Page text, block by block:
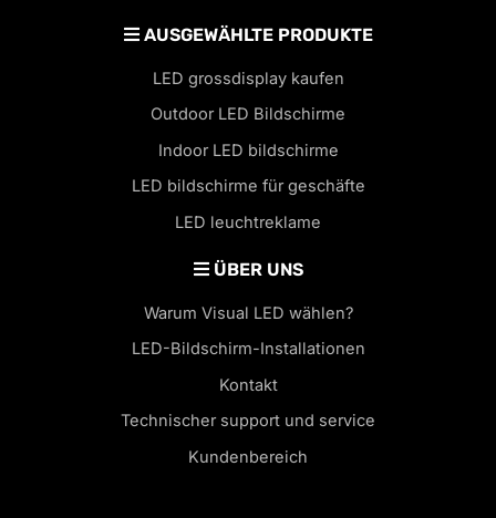
AUSGEWÄHLTE PRODUKTE
LED grossdisplay kaufen
Outdoor LED Bildschirme
Indoor LED bildschirme
LED bildschirme für geschäfte
LED leuchtreklame
ÜBER UNS
Warum Visual LED wählen?
LED-Bildschirm-Installationen
Kontakt
Technischer support und service
Kundenbereich